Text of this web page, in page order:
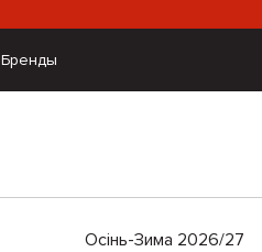
Бренды
Осінь-Зима 2026/27